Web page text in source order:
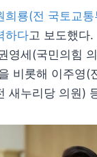
희룡(전 국토교
하다고 보도했다.
영세(국민의힘
비롯해 이주영(
새누리당 의원)